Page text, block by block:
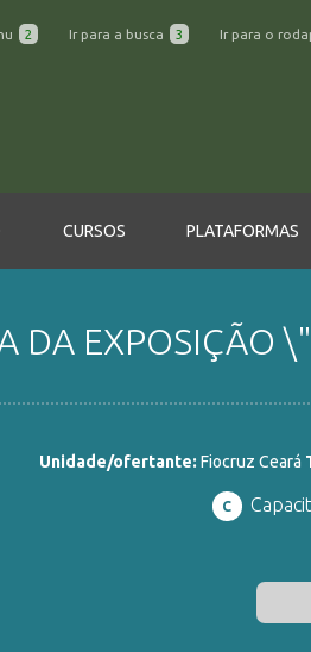
2 Ir para a busca 3 Ir para o
CURSOS PLATAFORMAS
DA EXPOSIÇÃO
Unidade/ofertante: Fiocruz Ceará
C